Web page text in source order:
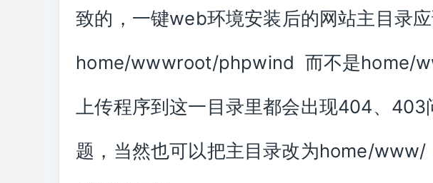
致的，一键web环境安装后的网站主目录
home/wwwroot/phpwind 而不是home/
上传程序到这一目录里都会出现404、403
题，当然也可以把主目录改为home/www/